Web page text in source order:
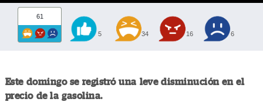
61
5 34 16 6
Este domingo se registró una leve disminución en el
precio de la gasolina.